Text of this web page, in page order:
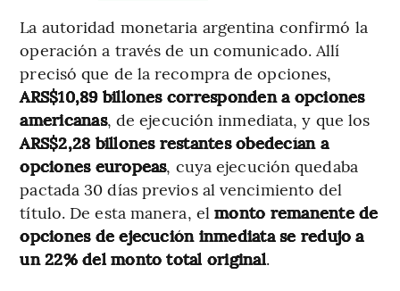
La autoridad monetaria argentina confirmó la
operación a través de un comunicado. Allí
precisó que de la recompra de opciones,
ARS$10,89 billones corresponden a opciones
americanas, de ejecución inmediata, y que los
ARS$2,28 billones restantes obedecían a
opciones europeas, cuya ejecución quedaba
pactada 30 días previos al vencimiento del
título. De esta manera, el monto remanente de
opciones de ejecución inmediata se redujo a
un 22% del monto total original.